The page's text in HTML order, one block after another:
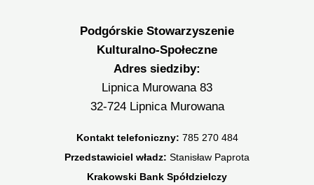
Podgórskie Stowarzyszenie
Kulturalno-Społeczne
Adres siedziby:
Lipnica Murowana 83
32-724 Lipnica Murowana
Kontakt telefoniczny: 785 270 484
Przedstawiciel władz: Stanisław Paprota
Krakowski Bank Spółdzielczy